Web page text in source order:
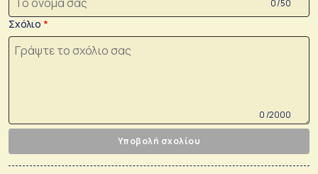
0 /50
Σχόλιο
0 /2000
Υποβολή σχολίου